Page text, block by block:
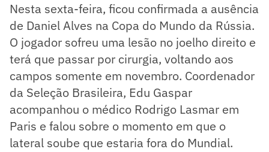
Nesta sexta-feira, ficou confirmada a ausência
de Daniel Alves na Copa do Mundo da Rússia.
O jogador sofreu uma lesão no joelho direito e
terá que passar por cirurgia, voltando aos
campos somente em novembro. Coordenador
da Seleção Brasileira, Edu Gaspar
acompanhou o médico Rodrigo Lasmar em
Paris e falou sobre o momento em que o
lateral soube que estaria fora do Mundial.